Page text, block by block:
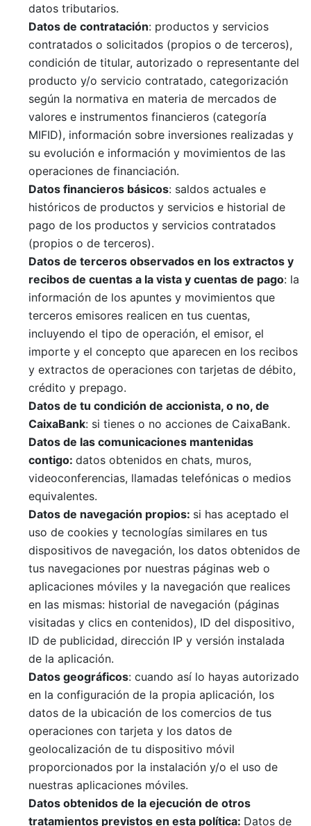
datos tributarios.
Datos de contratación: productos y servicios
contratados o solicitados (propios o de terceros),
condición de titular, autorizado o representante del
producto y/o servicio contratado, categorización
según la normativa en materia de mercados de
valores e instrumentos financieros (categoría
MIFID), información sobre inversiones realizadas y
su evolución e información y movimientos de las
operaciones de financiación.
Datos financieros básicos: saldos actuales e
históricos de productos y servicios e historial de
pago de los productos y servicios contratados
(propios o de terceros).
Datos de terceros observados en los extractos y
recibos de cuentas a la vista y cuentas de pago: la
información de los apuntes y movimientos que
terceros emisores realicen en tus cuentas,
incluyendo el tipo de operación, el emisor, el
importe y el concepto que aparecen en los recibos
y extractos de operaciones con tarjetas de débito,
crédito y prepago.
Datos de tu condición de accionista, o no, de
CaixaBank: si tienes o no acciones de CaixaBank.
Datos de las comunicaciones mantenidas
contigo: datos obtenidos en chats, muros,
videoconferencias, llamadas telefónicas o medios
equivalentes.
Datos de navegación propios: si has aceptado el
uso de cookies y tecnologías similares en tus
dispositivos de navegación, los datos obtenidos de
tus navegaciones por nuestras páginas web o
aplicaciones móviles y la navegación que realices
en las mismas: historial de navegación (páginas
visitadas y clics en contenidos), ID del dispositivo,
ID de publicidad, dirección IP y versión instalada
de la aplicación.
Datos geográficos: cuando así lo hayas autorizado
en la configuración de la propia aplicación, los
datos de la ubicación de los comercios de tus
operaciones con tarjeta y los datos de
geolocalización de tu dispositivo móvil
proporcionados por la instalación y/o el uso de
nuestras aplicaciones móviles.
Datos obtenidos de la ejecución de otros
tratamientos previstos en esta política: Datos de